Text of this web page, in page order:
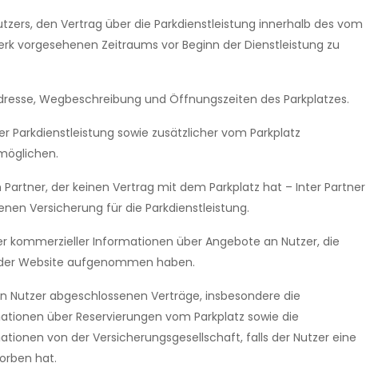
den Vertrag über die Parkdienstleistung innerhalb des vom
vorgesehenen Zeitraums vor Beginn der Dienstleistung zu
Wegbeschreibung und Öffnungszeiten des Parkplatzes.
Parkdienstleistung sowie zusätzlicher vom Parkplatz
der keinen Vertrag mit dem Parkplatz hat – Inter Partner
Versicherung für die Parkdienstleistung.
kommerzieller Informationen über Angebote an Nutzer, die
Website aufgenommen haben.
Nutzer abgeschlossenen Verträge, insbesondere die
über Reservierungen vom Parkplatz sowie die
von der Versicherungsgesellschaft, falls der Nutzer eine
hat.